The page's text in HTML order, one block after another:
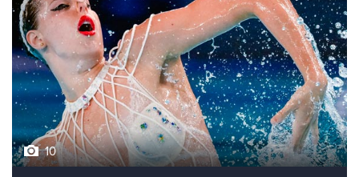
10
Фотохроника 5 августа